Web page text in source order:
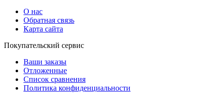
О нас
Обратная связь
Карта сайта
Покупательский сервис
Ваши заказы
Отложенные
Список сравнения
Политика конфиденциальности